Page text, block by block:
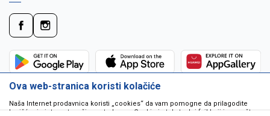
Ova web-stranica koristi kolačiće
Naša Internet prodavnica koristi „cookies“ da vam pomogne da prilagodite
korišćenje interneta vašim potrebama. Cookie je tekstualni fajl koji je smešten